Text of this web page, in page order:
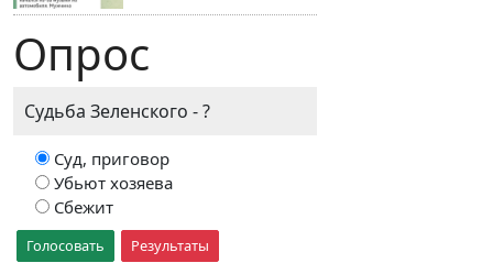
Опрос
Судьба Зеленского - ?
Суд, приговор
Убьют хозяева
Сбежит
Голосовать Результаты